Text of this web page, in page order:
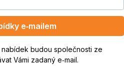
e‑mailem
budou společnosti ze
Vámi zadaný e‑mail.